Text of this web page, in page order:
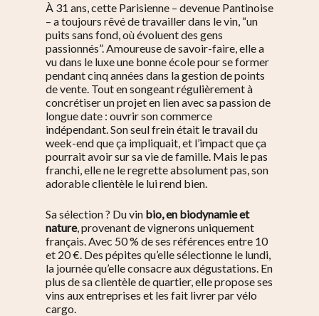
À 31 ans, cette Parisienne – devenue Pantinoise
– a toujours rêvé de travailler dans le vin, “un
puits sans fond, où évoluent des gens
passionnés”. Amoureuse de savoir-faire, elle a
vu dans le luxe une bonne école pour se former
pendant cinq années dans la gestion de points
de vente. Tout en songeant régulièrement à
concrétiser un projet en lien avec sa passion de
longue date : ouvrir son commerce
indépendant. Son seul frein était le travail du
week-end que ça impliquait, et l’impact que ça
pourrait avoir sur sa vie de famille. Mais le pas
franchi, elle ne le regrette absolument pas, son
adorable clientèle le lui rend bien.
Sa sélection ? Du vin bio, en biodynamie et
nature, provenant de vignerons uniquement
français. Avec 50 % de ses références entre 10
et 20 €. Des pépites qu’elle sélectionne le lundi,
la journée qu’elle consacre aux dégustations. En
plus de sa clientèle de quartier, elle propose ses
vins aux entreprises et les fait livrer par vélo
cargo.